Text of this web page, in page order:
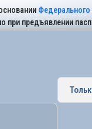
при предъявлении
значения